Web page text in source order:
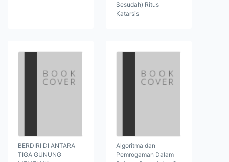
Sesudah) Ritus
Katarsis
BERDIRI DI ANTARA
TIGA GUNUNG
Algoritma dan
Pemrogaman Dalam